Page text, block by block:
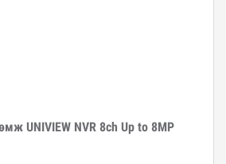
UNIVIEW NVR 8ch Up to 8MP